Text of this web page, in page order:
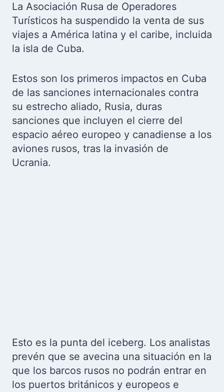
La Asociación Rusa de Operadores
Turísticos ha suspendido la venta de sus
viajes a América latina y el caribe, incluida
la isla de Cuba.
Estos son los primeros impactos en Cuba
de las sanciones internacionales contra
su estrecho aliado, Rusia, duras
sanciones que incluyen el cierre del
espacio aéreo europeo y canadiense a los
aviones rusos, tras la invasión de
Ucrania.
Esto es la punta del iceberg. Los analistas
prevén que se avecina una situación en la
que los barcos rusos no podrán entrar en
los puertos británicos y europeos e